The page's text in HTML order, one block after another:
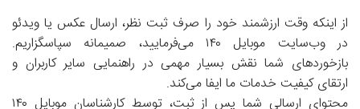
از اینکه وقت ارزشمند خود را صرف ثبت نظر، ارسال عکس یا ویدئو
در وب‌سایت موبایل ۱۴۰ می‌فرمایید، صمیمانه سپاسگزاریم.
بازخوردهای شما نقش بسیار مهمی در راهنمایی سایر کاربران و
ارتقای کیفیت خدمات ما ایفا می‌کند.
محتوای ارسالی شما پس از ثبت، توسط کارشناسان موبایل ۱۴۰